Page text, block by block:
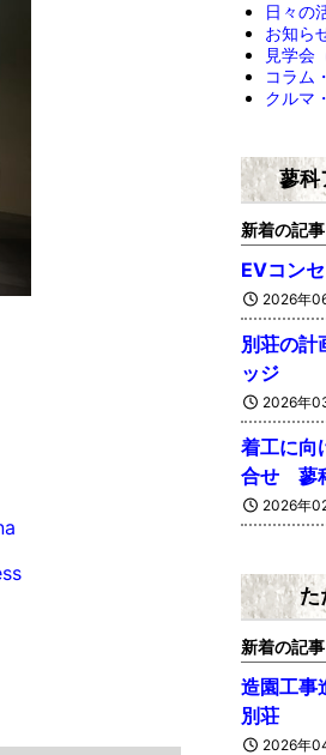
日々の
お知ら
見学会
コラム
クルマ
蓼科
新着の記事
EVコン
2026年
別荘の
ッジ
2026年
着工に向
合せ 蓼
2026年
た
新着の記事
造園工
別荘
2026年